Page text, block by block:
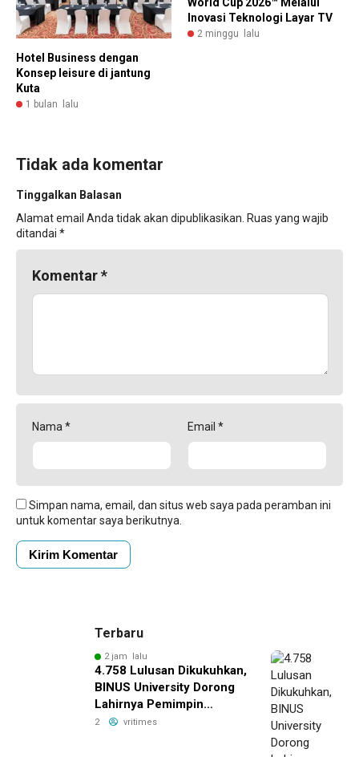
Hotel Business dengan
Konsep leisure di jantung
Kuta
1 bulan lalu
Inovasi Teknologi Layar TV
2 minggu lalu
Tidak ada komentar
Tinggalkan Balasan
Alamat email Anda tidak akan dipublikasikan. Ruas yang wajib
ditandai *
Komentar*
Nama* Email *
Simpan nama, email, dan situs web saya pada peramban ini
untuk komentar saya berikutnya.
Terbaru
2 jam lalu
4.758 Lulusan Dikukuhkan,
BINUS University Dorong
Lahirnya Pemimpin
Inovatif yang Berdampak
2 vritimes